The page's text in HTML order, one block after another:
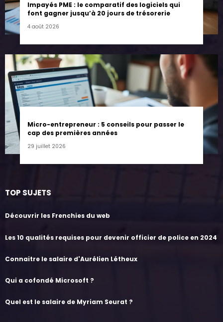
Impayés PME : le comparatif des logiciels qui
font gagner jusqu’à 20 jours de trésorerie
4 août 2026
Micro-entrepreneur : 5 conseils pour passer le
cap des premières années
29 juillet 2026
TOP SUJETS
Découvrir les Frenchies du web
Les 10 qualités requises pour devenir officier de police en 2024
Connaitre le salaire d'Aurélien Létheux
Qui a cofondé Microsoft ?
Quel est le salaire de Myriam Seurat ?